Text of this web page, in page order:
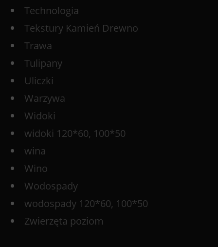
Technologia
Tekstury Kamień Drewno
Trawa
Tulipany
Uliczki
Warzywa
Widoki
widoki 120*60, 100*50
wina
Wino
Wodospady
wodospady 120*60, 100*50
Zwierzęta poziom